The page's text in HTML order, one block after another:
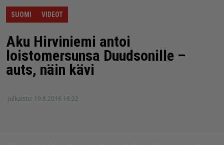
SUOMI VIDEOT
Aku Hirviniemi antoi
loistomersunsa Duudsonille –
auts, näin kävi
Julkaistu: 19.8.2016 16:22